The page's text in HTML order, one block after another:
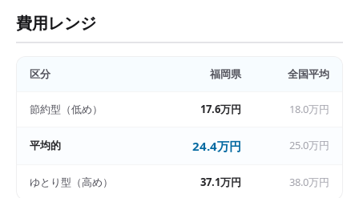
費用レンジ
区分 福岡県 全国平均
節約型（低め） 17.6万円 18.0万円
平均的 24.4万円 25.0万円
ゆとり型（高め） 37.1万円 38.0万円